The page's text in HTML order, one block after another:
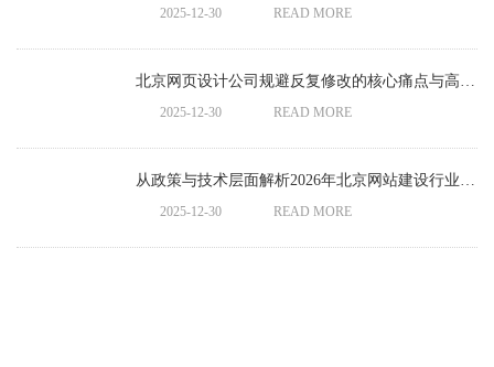
2025-12-30 READ MORE
北京网页设计公司规避反复修改的核心痛点与高效解决方案
2025-12-30 READ MORE
从政策与技术层面解析2026年北京网站建设行业前景格局
2025-12-30 READ MORE